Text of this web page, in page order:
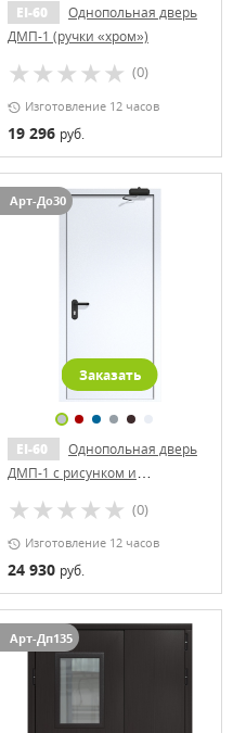
EI-60
Однопольная дверь
ДМП-1 (ручки «хром»)
(0)
Изготовление 12 часов
19 296 руб.
Арт-До30
Заказать
EI-60
Однопольная дверь
ДМП-1 с рисунком и
(0)
Изготовление 12 часов
24 930 руб.
Арт-Дп135